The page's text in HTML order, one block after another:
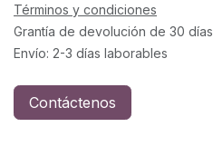
Términos y condiciones
Grantía de devolución de 30 días
Envío: 2-3 días laborables
Contáctenos